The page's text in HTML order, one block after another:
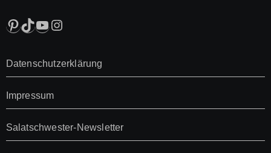
Pinterest
TikTok
YouTube
Instagram
Datenschutzerklärung
Impressum
Salatschwester-Newsletter